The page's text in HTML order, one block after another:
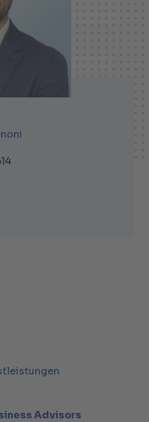
Advisors